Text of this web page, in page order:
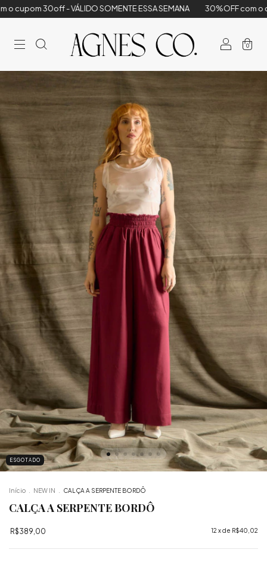
- VÁLIDO SOMENTE ESSA SEMANA 30%OFF com o cupom 30off
0
ESGOTADO
Início NEW IN CALÇA A SERPENTE BORDÔ
CALÇA A SERPENTE BORDÔ
R$389,00 12 x de R$40,02